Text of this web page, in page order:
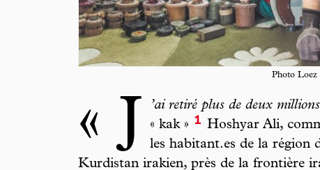
Photo Loez
« J ’ai retiré plus de deux
« kak » 1 Hoshyar Ali,
les habitant.es de la région
Kurdistan irakien, près de la frontière